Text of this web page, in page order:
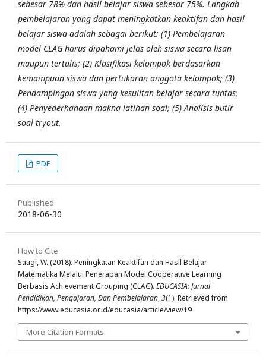
sebesar 78% dan hasil belajar siswa sebesar 75%. Langkah
pembelajaran yang dapat meningkatkan keaktifan dan hasil
belajar siswa adalah sebagai berikut: (1) Pembelajaran
model CLAG harus dipahami jelas oleh siswa secara lisan
maupun tertulis; (2) Klasifikasi kelompok berdasarkan
kemampuan siswa dan pertukaran anggota kelompok; (3)
Pendampingan siswa yang kesulitan belajar secara tuntas;
(4) Penyederhanaan makna latihan soal; (5) Analisis butir
soal tryout.
PDF
Published
2018-06-30
How to Cite
Saugi, W. (2018). Peningkatan Keaktifan dan Hasil Belajar
Matematika Melalui Penerapan Model Cooperative Learning
Berbasis Achievement Grouping (CLAG). EDUCASIA: Jurnal
Pendidikan, Pengajaran, Dan Pembelajaran,3(1). Retrieved from
https://www.educasia.or.id/educasia/article/view/19
More Citation Formats